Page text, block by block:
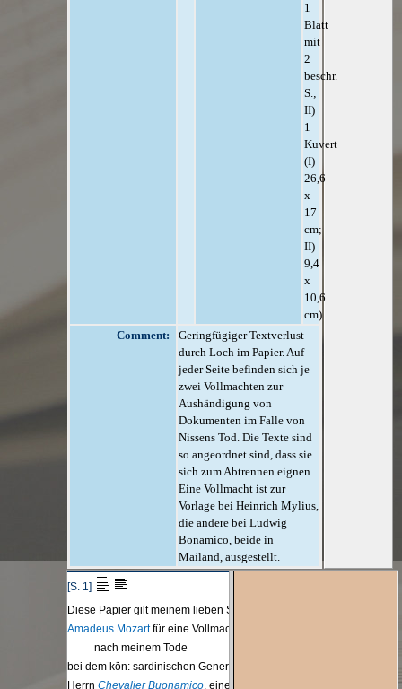
1
Blatt
mit
2
beschr.
S.;
II)
1
Kuvert
(I)
26,6
x
17
cm;
II)
9,4
x
10,6
cm)
Comment:
Geringfügiger Textverlust
durch Loch im Papier. Auf
jeder Seite befinden sich je
zwei Vollmachten zur
Aushändigung von
Dokumenten im Falle von
Nissens Tod. Die Texte sind
so angeordnet sind, dass sie
sich zum Abtrennen eignen.
Eine Vollmacht ist zur
Vorlage bei Heinrich Mylius,
die andere bei Ludwig
Bonamico, beide in
Mailand, ausgestellt.